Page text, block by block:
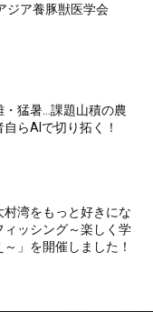
ジア養豚獣医学会
・猛暑…課題山積の農
らAIで切り拓く！
湾をもっと好きにな
ッシング～楽しく学
」を開催しました！